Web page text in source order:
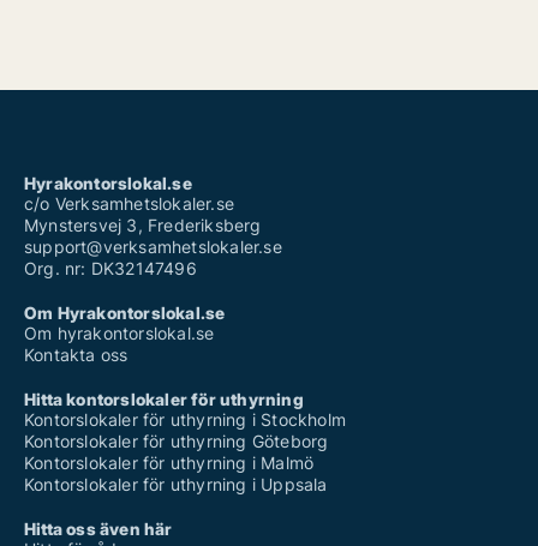
Hyrakontorslokal.se
c/o Verksamhetslokaler.se
Mynstersvej 3, Frederiksberg
support@verksamhetslokaler.se
Org. nr: DK32147496
Om Hyrakontorslokal.se
Om hyrakontorslokal.se
Kontakta oss
Hitta kontorslokaler för uthyrning
Kontorslokaler för uthyrning i Stockholm
Kontorslokaler för uthyrning Göteborg
Kontorslokaler för uthyrning i Malmö
Kontorslokaler för uthyrning i Uppsala
Hitta oss även här